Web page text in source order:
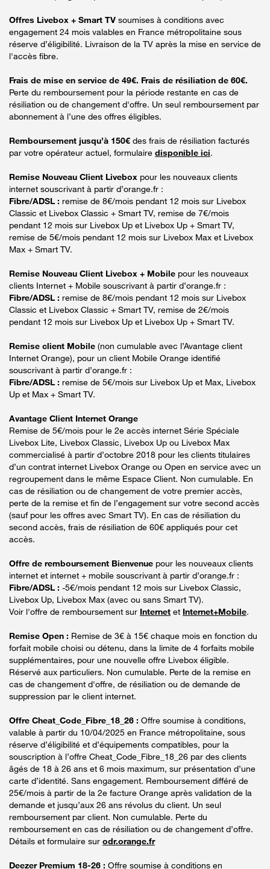
Offres Livebox + Smart TV soumises à conditions avec
engagement 24 mois valables en France métropolitaine sous
réserve d’éligibilité. Livraison de la TV après la mise en service de
l'accès fibre.
Frais de mise en service de 49€. Frais de résiliation de 60€.
Perte du remboursement pour la période restante en cas de
résiliation ou de changement d'offre. Un seul remboursement par
abonnement à l’une des offres éligibles.
Remboursement jusqu’à 150€ des frais de résiliation facturés
par votre opérateur actuel, formulaire disponible ici.
Remise Nouveau Client Livebox pour les nouveaux clients
internet souscrivant à partir d’orange.fr :
Fibre/ADSL : remise de 8€/mois pendant 12 mois sur Livebox
Classic et Livebox Classic + Smart TV, remise de 7€/mois
pendant 12 mois sur Livebox Up et Livebox Up + Smart TV,
remise de 5€/mois pendant 12 mois sur Livebox Max et Livebox
Max + Smart TV.
Remise Nouveau Client Livebox + Mobile pour les nouveaux
clients Internet + Mobile souscrivant à partir d’orange.fr :
Fibre/ADSL : remise de 8€/mois pendant 12 mois sur Livebox
Classic et Livebox Classic + Smart TV, remise de 2€/mois
pendant 12 mois sur Livebox Up et Livebox Up + Smart TV.
Remise client Mobile (non cumulable avec l’Avantage client
Internet Orange), pour un client Mobile Orange identifié
souscrivant à partir d’orange.fr :
Fibre/ADSL : remise de 5€/mois sur Livebox Up et Max, Livebox
Up et Max + Smart TV.
Avantage Client Internet Orange
Remise de 5€/mois pour le 2e accès internet Série Spéciale
Livebox Lite, Livebox Classic, Livebox Up ou Livebox Max
commercialisé à partir d’octobre 2018 pour les clients titulaires
d’un contrat internet Livebox Orange ou Open en service avec un
regroupement dans le même Espace Client. Non cumulable. En
cas de résiliation ou de changement de votre premier accès,
perte de la remise et fin de l’engagement sur votre second accès
(sauf pour les offres avec Smart TV). En cas de résiliation du
second accès, frais de résiliation de 60€ appliqués pour cet
accès.
Offre de remboursement Bienvenue pour les nouveaux clients
internet et internet + mobile souscrivant à partir d’orange.fr :
Fibre/ADSL : -5€/mois pendant 12 mois sur Livebox Classic,
Livebox Up, Livebox Max (avec ou sans Smart TV).
Voir l'offre de remboursement sur Internet et Internet+Mobile.
Remise Open : Remise de 3€ à 15€ chaque mois en fonction du
forfait mobile choisi ou détenu, dans la limite de 4 forfaits mobile
supplémentaires, pour une nouvelle offre Livebox éligible.
Réservé aux particuliers. Non cumulable. Perte de la remise en
cas de changement d'offre, de résiliation ou de demande de
suppression par le client internet.
Offre Cheat_Code_Fibre_18_26 : Offre soumise à conditions,
valable à partir du 10/04/2025 en France métropolitaine, sous
réserve d’éligibilité et d’équipements compatibles, pour la
souscription à l’offre Cheat_Code_Fibre_18_26 par des clients
âgés de 18 à 26 ans et 6 mois maximum, sur présentation d’une
carte d’identité. Sans engagement. Remboursement différé de
25€/mois à partir de la 2e facture Orange après validation de la
demande et jusqu’aux 26 ans révolus du client. Un seul
remboursement par client. Non cumulable. Perte du
remboursement en cas de résiliation ou de changement d’offre.
Détails et formulaire sur odr.orange.fr
Deezer Premium 18-26 : Offre soumise à conditions en